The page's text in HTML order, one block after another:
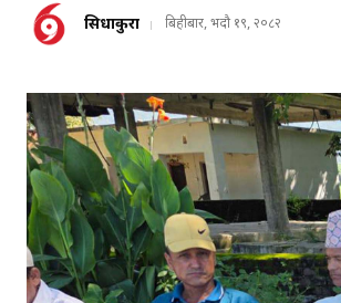
सिधाकुरा बिहीबार, भदौ १९, २०८२